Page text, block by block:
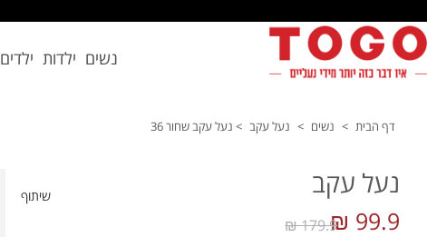
נשים ילדות ילדים
דף הבית > נשים > נעל עקב > נעל עקב שחור 36
שיתוף נעל עקב
99.9 ₪
179.9 ₪